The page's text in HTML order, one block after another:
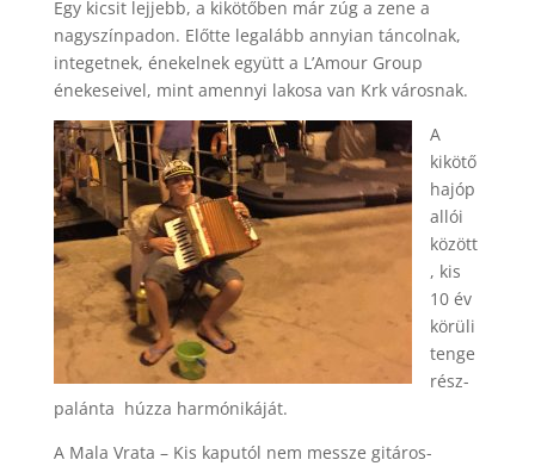
Egy kicsit lejjebb, a kikötőben már zúg a zene a
nagyszínpadon. Előtte legalább annyian táncolnak,
integetnek, énekelnek együtt a L’Amour Group
énekeseivel, mint amennyi lakosa van Krk városnak.
A
kikötő
hajóp
allói
között
, kis
10 év
körüli
tenge
rész-
palánta húzza harmónikáját.
A Mala Vrata – Kis kaputól nem messze gitáros-